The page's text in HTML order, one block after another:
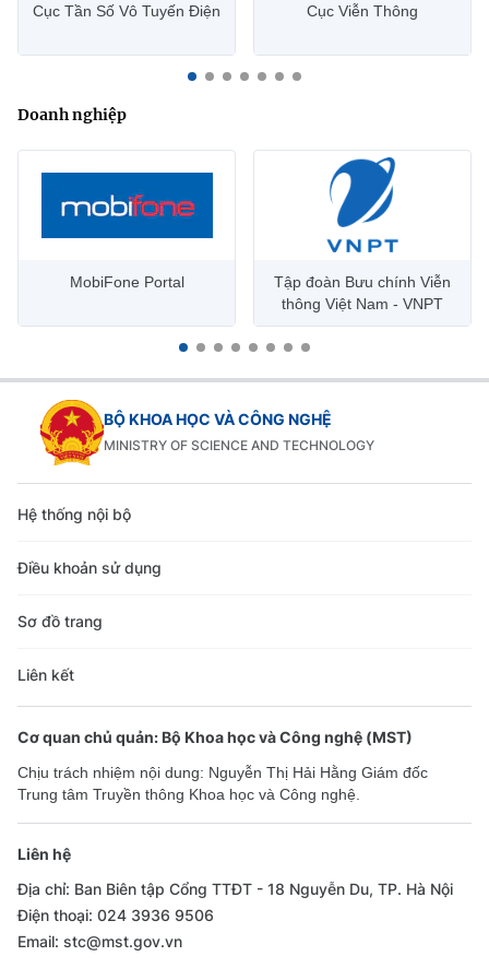
Cục Tần Số Vô Tuyến Điện Cục Viễn Thông
Doanh nghiệp
MobiFone Portal
Tập đoàn Bưu chính Viễn
thông Việt Nam - VNPT
BỘ KHOA HỌC VÀ CÔNG NGHỆ
MINISTRY OF SCIENCE AND TECHNOLOGY
Hệ thống nội bộ
Điều khoản sử dụng
Sơ đồ trang
Liên kết
Cơ quan chủ quản: Bộ Khoa học và Công nghệ (MST)
Chịu trách nhiệm nội dung: Nguyễn Thị Hải Hằng Giám đốc
Trung tâm Truyền thông Khoa học và Công nghệ.
Liên hệ
Địa chỉ: Ban Biên tập Cổng TTĐT - 18 Nguyễn Du, TP. Hà Nội
Điện thoại: 024 3936 9506
Email: stc@mst.gov.vn